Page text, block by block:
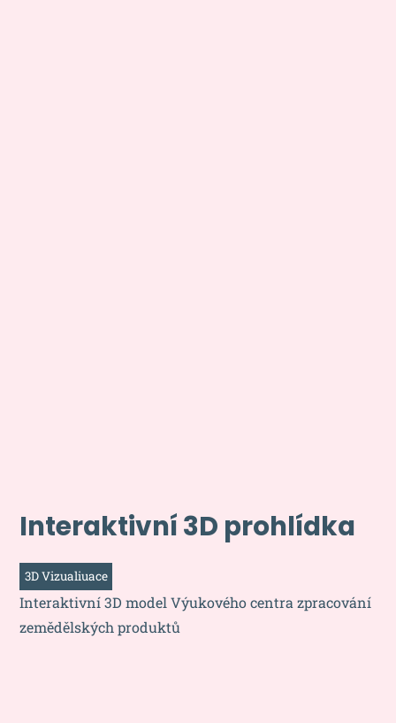
Interaktivní 3D prohlídka
3D Vizualiuace
Interaktivní 3D model Výukového centra zpracování
zemědělských produktů